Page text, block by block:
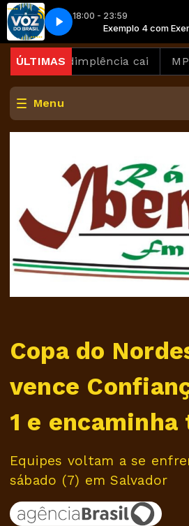
18:00 - 23:59
locutora Exemplo 4 com
A Voz do Brasil -
ÚLTIMAS
inadimplência cai MPF
Menu
Copa do
vence
1 e
Equipes voltam a se
sábado (7) em Salvador